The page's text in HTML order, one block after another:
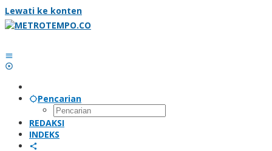
Lewati ke konten
Pencarian
REDAKSI
INDEKS